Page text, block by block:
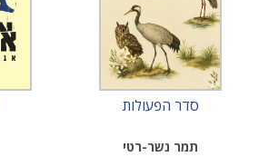
סדר הפעולות
תמר נשר-רטי